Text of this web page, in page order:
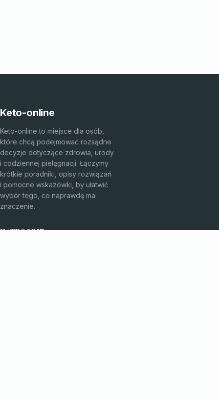
Keto-online
Keto-online to miejsce dla osób,
które chcą podejmować rozsądne
decyzje dotyczące zdrowia, urody
i codziennej pielęgnacji. Łączymy
krótkie poradniki, opisy rozwiązań
i pomocne wskazówki, by ułatwić
wybór tego, co naprawdę ma
znaczenie.
KATEGORIE